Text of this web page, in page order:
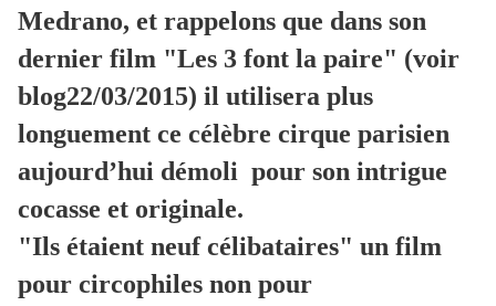
Medrano, et rappelons que dans son
dernier film "Les 3 font la paire" (voir
blog22/03/2015) il utilisera plus
longuement ce célèbre cirque parisien
aujourd’hui démoli pour son intrigue
cocasse et originale.
"Ils étaient neuf célibataires" un film
pour circophiles non pour